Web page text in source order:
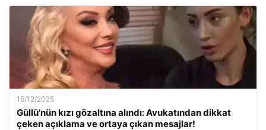
15/12/2025
Güllü’nün kızı gözaltına alındı: Avukatından dikkat
çeken açıklama ve ortaya çıkan mesajlar!